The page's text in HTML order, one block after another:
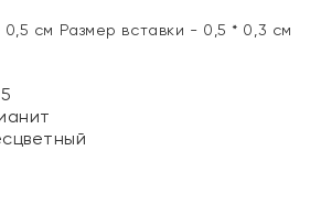
см Размер вставки - 0,5 * 0,3 см